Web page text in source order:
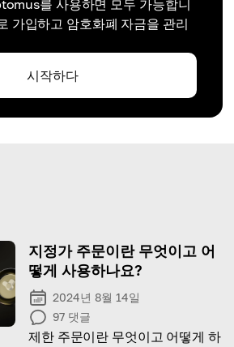
를 사용하면 모두 가능합니
가입하고 암호화폐 자금을 관리
시작하다
지정가 주문이란 무엇이고 어
떻게 사용하나요?
2024년 8월 14일
97 댓글
제한 주문이란 무엇이고 어떻게 하